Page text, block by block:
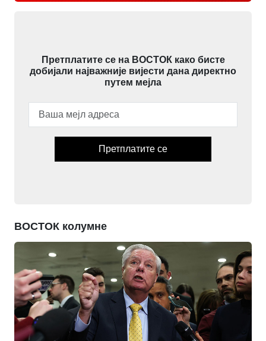
Претплатите се на ВОСТОК како бисте
добијали најважније вијести дана директно
путем мејла
Претплатите се
ВОСТОК колумне